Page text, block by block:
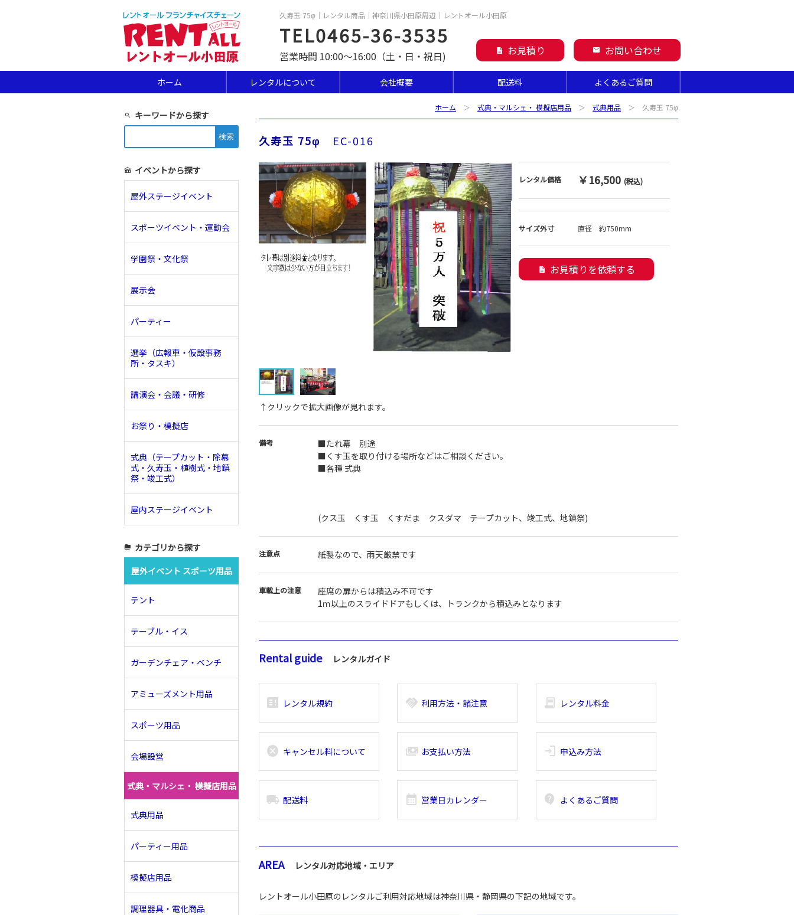
久寿玉 75φ｜レンタル商品｜神奈川県小田原周辺｜レントオール小田原
TEL0465-36-3535
営業時間 10:00～16:00（土・日・祝日) description お見積り mail お問い合わせ
ホーム レンタルについて 会社概要 配送料 よくあるご質問
ホーム ＞ 式典・マルシェ・ 模擬店用品 ＞ 式典用品 ＞ 久寿玉 75φ
久寿玉 75φ EC-016
↑クリックで拡大画像が見れます。
レンタル価格 ￥16,500 (税込)
サイズ外寸 直径 約750mm
description お見積りを依頼する
備考
■たれ幕 別途
■くす玉を取り付ける場所などはご相談ください。
■各種 式典
(クス玉 くす玉 くすだま クスダマ テープカット、竣工式、地鎮祭)
注意点 紙製なので、雨天厳禁です
車載上の注意
座席の扉からは積込み不可です
1ｍ以上のスライドドアもしくは、トランクから積込みとなります
Rental guide レンタルガイド
breaking_news_alt_1 レンタル規約 handshake 利用方法・諸注意 receipt_long レンタル料金
cancel キャンセル料について payments お支払い方法 login 申込み方法
local_shipping 配送料 calendar_month 営業日カレンダー contact_support よくあるご質問
AREA レンタル対応地域・エリア
レントオール小田原のレンタルご利用対応地域は神奈川県・静岡県の下記の地域です。
search キーワードから探す
索:
festival イベントから探す
屋外ステージイベント
スポーツイベント・運動会
学園祭・文化祭
展示会
パーティー
選挙（広報車・仮設事務
所・タスキ）
講演会・会議・研修
お祭り・模擬店
式典（テープカット・除幕
式・久寿玉・植樹式・地鎮
祭・竣工式）
屋内ステージイベント
folder_copy カテゴリから探す
屋外イベント スポーツ用品
テント
テーブル・イス
ガーデンチェア・ベンチ
アミューズメント用品
スポーツ用品
会場設営
式典・マルシェ・ 模擬店用品
式典用品
パーティー用品
模擬店用品
調理器具・電化商品